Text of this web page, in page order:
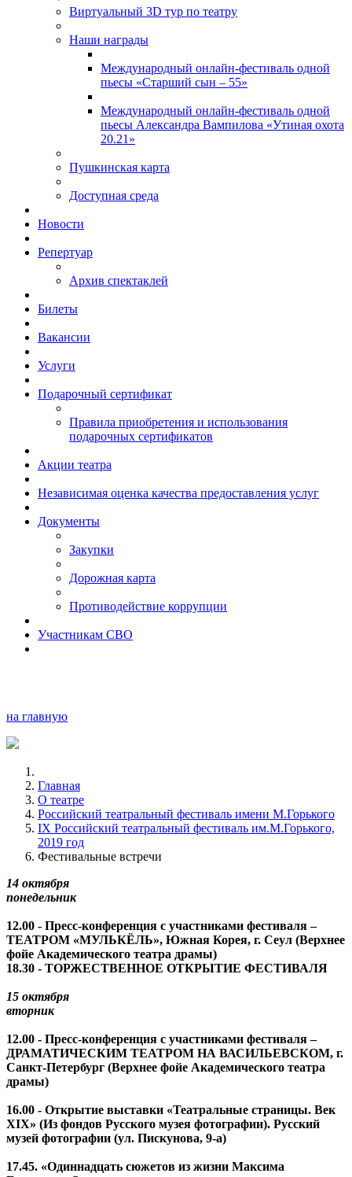
Виртуальный 3D тур по театру
Наши награды
Международный онлайн-фестиваль одной
пьесы «Старший сын – 55»
Международный онлайн-фестиваль одной
пьесы Александра Вампилова «Утиная охота
20.21»
Пушкинская карта
Доступная среда
Новости
Репертуар
Архив спектаклей
Билеты
Вакансии
Услуги
Подарочный сертификат
Правила приобретения и использования
подарочных сертификатов
Акции театра
Независимая оценка качества предоставления услуг
Документы
Закупки
Дорожная карта
Противодействие коррупции
Участникам СВО
на главную
Главная
О театре
Российский театральный фестиваль имени М.Горького
IX Российский театральный фестиваль им.М.Горького,
2019 год
Фестивальные встречи
14 октября
понедельник
12.00 - Пресс-конференция с участниками фестиваля –
ТЕАТРОМ «МУЛЬКЁЛЬ», Южная Корея, г. Сеул (Верхнее
фойе Академического театра драмы)
18.30 - ТОРЖЕСТВЕННОЕ ОТКРЫТИЕ ФЕСТИВАЛЯ
15 октября
вторник
12.00 - Пресс-конференция с участниками фестиваля –
ДРАМАТИЧЕСКИМ ТЕАТРОМ НА ВАСИЛЬЕВСКОМ, г.
Санкт-Петербург (Верхнее фойе Академического театра
драмы)
16.00 - Открытие выставки «Театральные страницы. Век
XIX» (Из фондов Русского музея фотографии). Русский
музей фотографии (ул. Пискунова, 9-а)
17.45. «Одиннадцать сюжетов из жизни Максима